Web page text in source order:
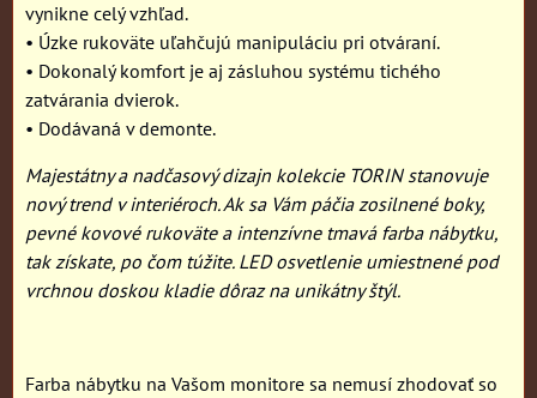
vynikne celý vzhľad.
• Úzke rukoväte uľahčujú manipuláciu pri otváraní.
• Dokonalý komfort je aj zásluhou systému tichého
zatvárania dvierok.
• Dodávaná v demonte.
Majestátny a nadčasový dizajn kolekcie TORIN stanovuje
nový trend v interiéroch. Ak sa Vám páčia zosilnené boky,
pevné kovové rukoväte a intenzívne tmavá farba nábytku,
tak získate, po čom túžite. LED osvetlenie umiestnené pod
vrchnou doskou kladie dôraz na unikátny štýl.
Farba nábytku na Vašom monitore sa nemusí zhodovať so